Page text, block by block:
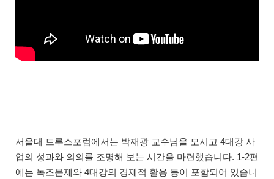
서울대 트루스포럼에서는 박재광 교수님을 모시고 4대강 사
업의 성과와 의의를 조명해 보는 시간을 마련했습니다. 1-2편
에는 녹조문제와 4대강의 경제적 활용 등이 포함되어 있습니